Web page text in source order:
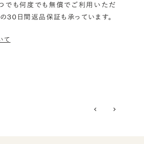
でも何度でも無償でご利用いただ
30日間返品保証も承っています。
て